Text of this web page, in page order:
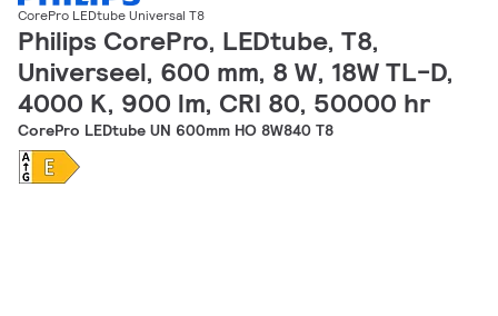
CorePro LEDtube Universal T8
Philips CorePro, LEDtube, T8,
Universeel, 600 mm, 8 W, 18W TL-D,
4000 K, 900 lm, CRI 80, 50000 hr
CorePro LEDtube UN 600mm HO 8W840 T8